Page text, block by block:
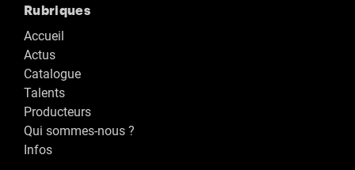
Rubriques
Accueil
Actus
Catalogue
Talents
Producteurs
Qui sommes-nous ?
Infos